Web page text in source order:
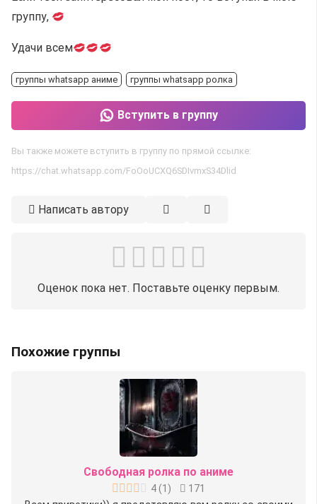
группу,
Удачи всем
группы whatsapp аниме группы whatsapp ролка
Вступить в группу
Вы также можете вступить в группу по прямой ссылке:
https://chat.whatsapp.com/FoOoUCXQ6SDIvmxS34Dlid
Написать автору
Оценок пока нет. Поставьте оценку первым.
Похожие группы
Свободная ролка по аниме
4(1 )
171